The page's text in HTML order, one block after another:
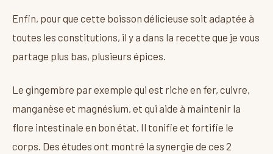
Enfin, pour que cette boisson délicieuse soit adaptée à
toutes les constitutions, il y a dans la recette que je vous
partage plus bas, plusieurs épices.
Le gingembre par exemple qui est riche en fer, cuivre,
manganèse et magnésium, et qui aide à maintenir la
flore intestinale en bon état. Il tonifie et fortifie le
corps. Des études ont montré la synergie de ces 2